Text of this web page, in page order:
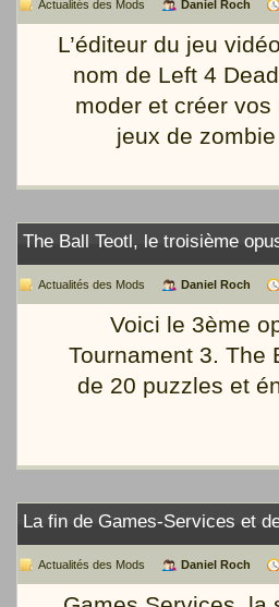
Actualités des Mods Daniel Roch
L’éditeur du jeu
nom de Left 4
moder et créer vos
jeux de
The Ball Teotl, le troisième
Actualités des Mods Daniel Roch
Voici le 3ème
Tournament 3. The
de 20 puzzles et
La fin de Games-Services et
Actualités des Mods Daniel Roch